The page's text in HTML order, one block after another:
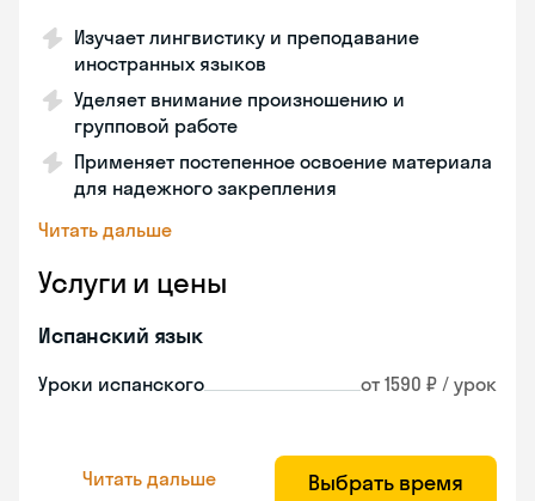
Изучает лингвистику и преподавание
иностранных языков
Уделяет внимание произношению и
групповой работе
Применяет постепенное освоение материала
для надежного закрепления
Читать дальше
Услуги и цены
Испанский язык
Уроки испанского от 1590 ₽ / урок
Читать дальше Выбрать время